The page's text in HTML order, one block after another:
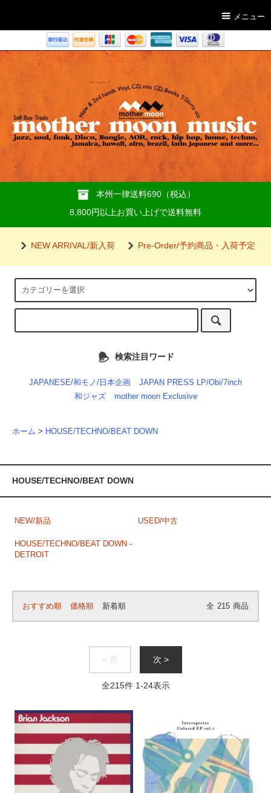
メニュー
本州一律送料690（税込）
8,800円以上お買い上げで送料無料
NEW ARRIVAL/新入荷 Pre-Order/予約商品・入荷予定
検索注目ワード
JAPANESE/和モノ/日本企画
JAPAN PRESS LP/Obi/7inch
和ジャズ
mother moon Exclusive
ホーム > HOUSE/TECHNO/BEAT DOWN
HOUSE/TECHNO/BEAT DOWN
NEW/新品 USED/中古
HOUSE/TECHNO/BEAT DOWN -
DETROIT
おすすめ順 価格順 新着順 全 215 商品
< 前 次 >
全215件 1-24表示